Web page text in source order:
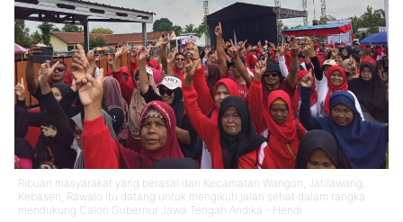
Ribuan masyarakat yang berasal dari Kecamatan Wangon, Jatilawang,
Kebasen, Rawalo itu datang untuk mengikuti jalan sehat dalam rangka
mendukung Calon Gubernur Jawa Tengah Andika - Hendi